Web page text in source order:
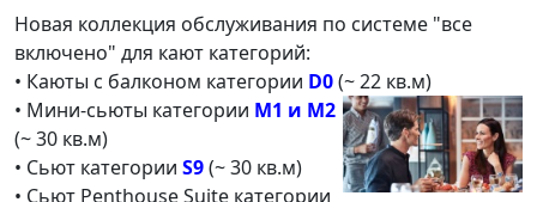
Новая коллекция обслуживания по системе "все
включено" для кают категорий:
• Каюты с балконом категории D0(~ 22 кв.м)
• Мини-сьюты категории M1 и M2
(~ 30 кв.м)
• Сьют категории S9(~ 30 кв.м)
• Сьют Penthouse Suite категории